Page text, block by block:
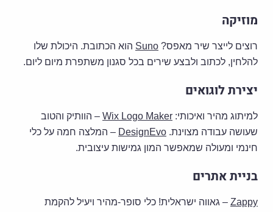
מוזיקה
רוצים לייצר שיר מאפס? Suno הוא הכתובת. היכולת שלו
להלחין, לכתוב ולבצע שירים בכל סגנון משתפרת מיום ליום.
יצירת לוגואים
למיתוג מהיר ואיכותי: Wix Logo Maker – הוותיק והטוב
שעושה עבודה מצוינת. DesignEvo – המלצה חמה על כלי
חינמי ומעולה שמאפשר המון גמישות עיצובית.
בניית אתרים
Zappy – גאווה ישראלית! כלי סופר-מהיר ויעיל להקמת